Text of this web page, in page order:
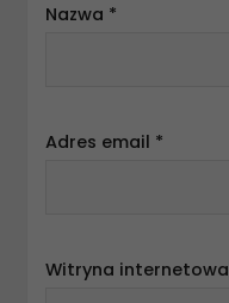
Nazwa *
Adres email *
Witryna internetowa